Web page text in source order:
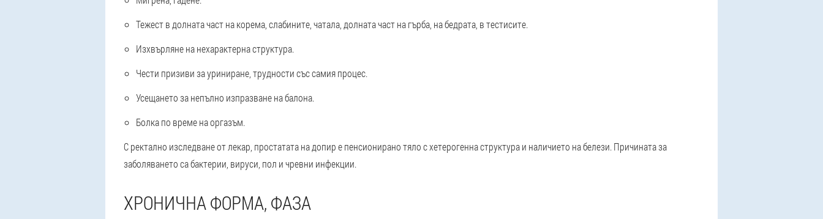
Тежест в долната част на корема, слабините, чатала, долната част на гърба, на бедрата, в тестисите.
Изхвърляне на нехарактерна структура.
Чести призиви за уриниране, трудности със самия процес.
Усещането за непълно изпразване на балона.
Болка по време на оргазъм.
С ректално изследване от лекар, простатата на допир е пенсионирано тяло с хетерогенна структура и наличието на белези. Причината за
заболяването са бактерии, вируси, пол и чревни инфекции.
ХРОНИЧНА ФОРМА, ФАЗА